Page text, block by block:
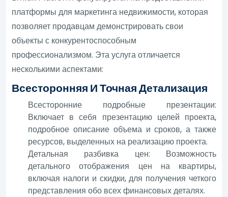
платформы для маркетинга недвижимости, которая
позволяет продавцам демонстрировать свои
объекты с конкурентоспособным
профессионализмом. Эта услуга отличается
несколькими аспектами:
Всесторонняя И Точная Детализация
Всесторонние подробные презентации:
Включает в себя презентацию целей проекта,
подробное описание объема и сроков, а также
ресурсов, выделенных на реализацию проекта.
Детальная разбивка цен: Возможность
детального отображения цен на квартиры,
включая налоги и скидки, для получения четкого
представления обо всех финансовых деталях.